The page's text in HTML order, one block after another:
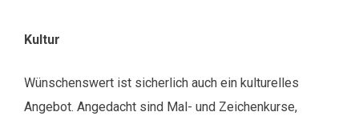
Kultur
Wünschenswert ist sicherlich auch ein kulturelles
Angebot. Angedacht sind Mal- und Zeichenkurse,